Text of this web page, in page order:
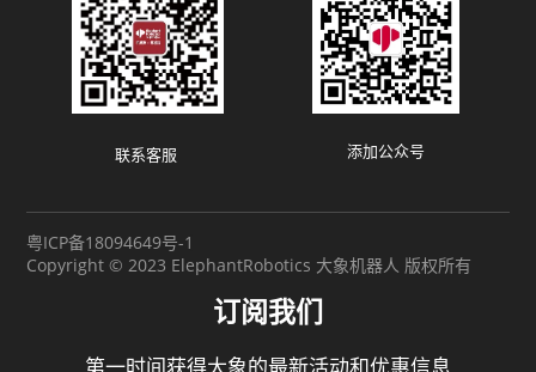
联系客服 添加公众号
粤ICP备18094649号-1
Copyright © 2023 ElephantRobotics 大象机器人 版权所有
订阅我们